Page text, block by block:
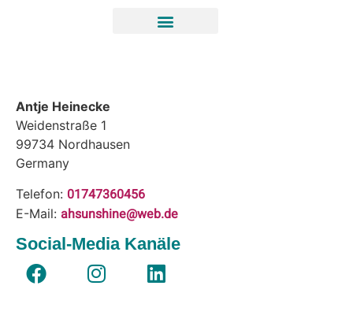
Antje Heinecke
Weidenstraße 1
99734 Nordhausen
Germany
Telefon: 01747360456
E-Mail: ahsunshine@web.de
Social-Media Kanäle